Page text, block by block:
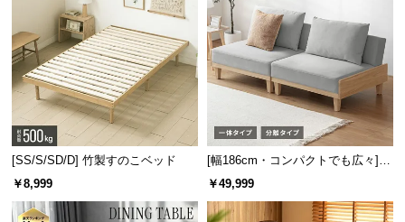
ブ
企
業
[SS/S/SD/D] 竹製すのこベッド
￥8,999
[幅186cm・コンパクトでも広々] 3
人掛けソファベッド リクライニン
￥49,999